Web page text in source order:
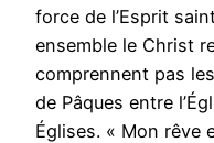
force de l’Esprit
ensemble le Christ
comprennent pas
de Pâques entre
Églises. « Mon rêve